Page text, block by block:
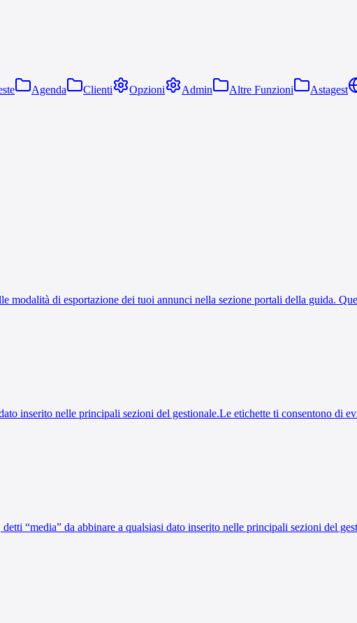
Agenda Clienti Opzioni Admin Altre Funzioni Astagest
modalità di esportazione dei tuoi annunci nella sezione portali della guida.
inserito nelle principali sezioni del gestionale.Le etichette ti consentono di
“media” da abbinare a qualsiasi dato inserito nelle principali sezioni del